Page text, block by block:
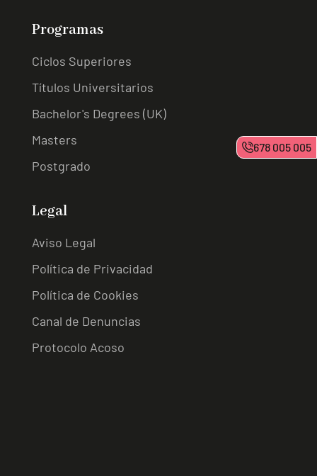
Programas
Ciclos Superiores
Títulos Universitarios
Bachelor's Degrees (UK)
Masters
Postgrado
Legal
Aviso Legal
Política de Privacidad
Política de Cookies
Canal de Denuncias
Protocolo Acoso
678 005 005